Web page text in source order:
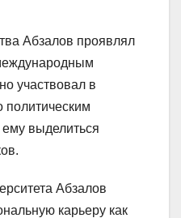
Абзалов проявлял
участвовал в
политическим
выделиться
Абзалов
карьеру как